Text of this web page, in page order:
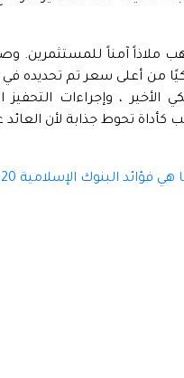
الأخير ، وإجراءات
كأداة تحوط جذابة لأن
فؤائد البنوك الإسلامية 2020